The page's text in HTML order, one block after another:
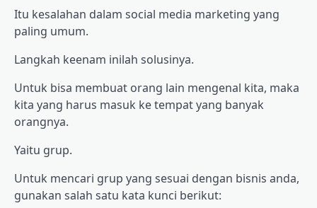
Itu kesalahan dalam social media marketing yang
paling umum.
Langkah keenam inilah solusinya.
Untuk bisa membuat orang lain mengenal kita, maka
kita yang harus masuk ke tempat yang banyak
orangnya.
Yaitu grup.
Untuk mencari grup yang sesuai dengan bisnis anda,
gunakan salah satu kata kunci berikut: